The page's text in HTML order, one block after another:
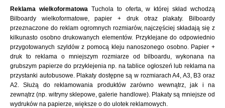
Reklama wielkoformatowaTuchola to oferta, w której skład wchodzą
Bilboardy wielkoformatowe, papier + druk otraz plakaty. Bilboardy
przeznaczone do reklam ogromnych rozmiarów, najczęściej składają się z
kilkunasto osobno drukowanych elementów. Przyklejane do odpowiednio
przygotowanych szyldów z pomocą kleju nanoszonego osobno. Papier +
druk to reklama o mniejszym rozmiarze od bilboardu, wykonana na
grubszym papierze do przyklejenia np. na tablice ogłoszeń lub reklama na
przystanki autobusowe. Plakaty dostępne są w rozmiarach A4, A3, B3 oraz
A2. Służą do reklamowania produktów zarówno wewnątrz, jak i na
zewnątrz (np. witryny sklepowe, galerie handlowe). Plakaty są mniejsze od
wydruków na papierze, większe o do ulotek reklamowych.